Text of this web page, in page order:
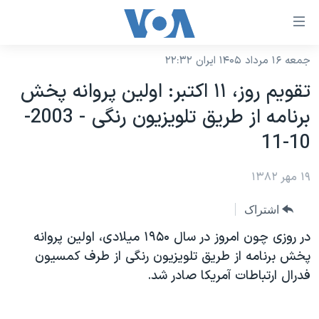
لینکهای
دسترسی
جهش
محتوای
اصلی
به
صفحه
جهش
به
جستجو
نسخه سبک وب‌سایت
موضوع ها
آمریکا
جهان
گزیده‌ها
ویژه برنامه‌ها
برنامه های تلویزیونی
جدول برنامه ها
صفحه‌های ویژه
عملیات خشم حماسی
۲۵۰سالگی آمریکا
فرکانس‌های صدای آمریکا
پخش رادیویی
جمعه ۱۶ مرداد ۱۴۰۵ ایران ۲۲:۳۲
تقويم روز، ١١ اکتبر: اولين پروانه پخش
برنامه از طريق تلويزيون رنگی - 2003-
10-11
۱۹ مهر ۱۳۸۲
اشتراک
در روزی چون امروز در سال ١٩۵۰ ميلادی، اولين پروانه
پخش برنامه از طريق تلويزيون رنگی از طرف کمسيون
فدرال ارتباطات آمريکا صادر شد.